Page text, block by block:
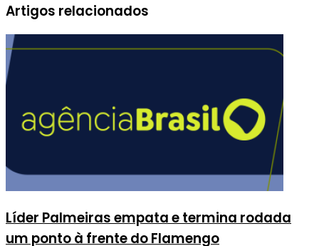
Artigos relacionados
Líder Palmeiras empata e termina rodada
um ponto à frente do Flamengo